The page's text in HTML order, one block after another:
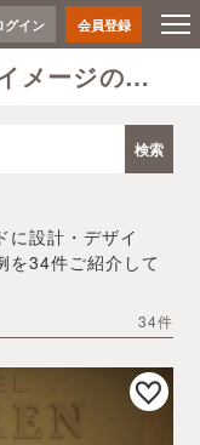
グイン 会員登録
「ショッピングセンター」イメージのデザイン事例
に設計・デザイ
を34件ご紹介して
装の実績を、豊富
ど、「ショッピン
ントとしてぜひお
34件